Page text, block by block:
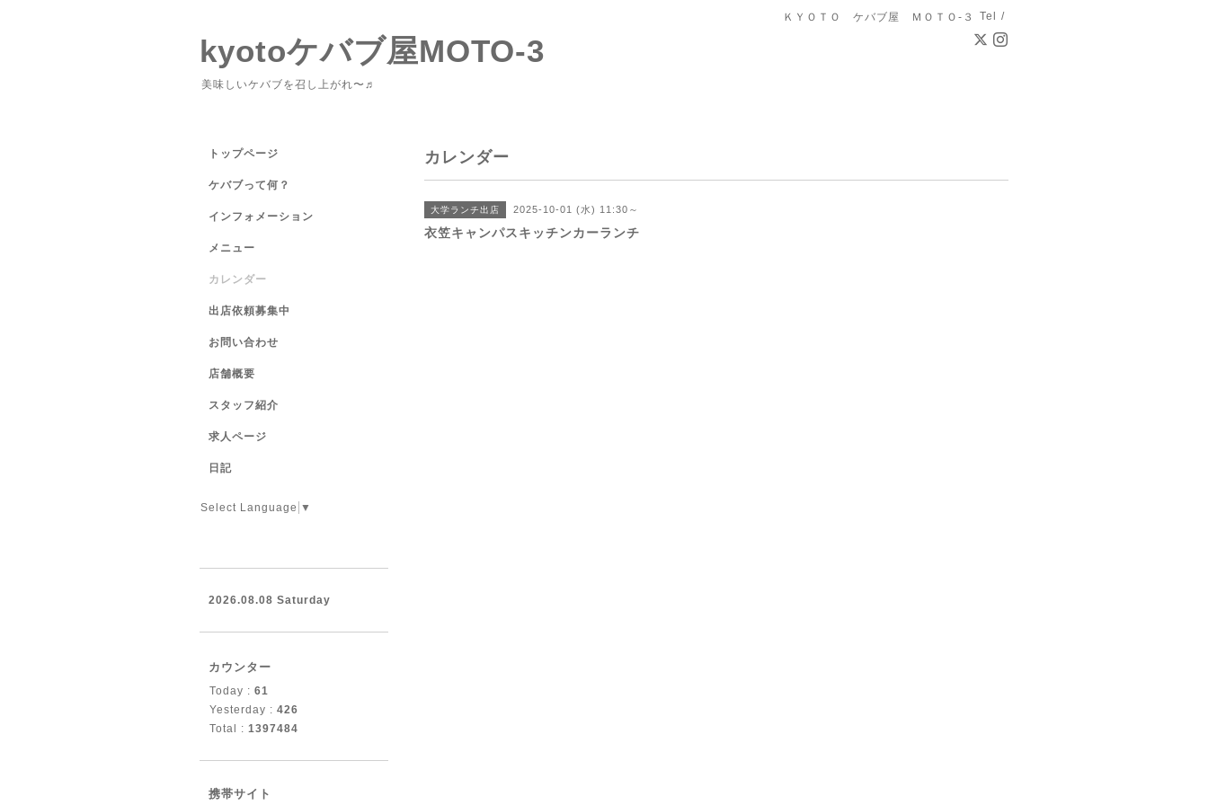
ＫＹＯＴＯ ケバブ屋 ＭＯＴＯ-３ Tel /
kyotoケバブ屋MOTO-3
美味しいケバブを召し上がれ〜♬
カレンダー
大学ランチ出店 2025-10-01 (水) 11:30～
衣笠キャンパスキッチンカーランチ
トップページ
ケバブって何？
インフォメーション
メニュー
カレンダー
出店依頼募集中
お問い合わせ
店舗概要
スタッフ紹介
求人ページ
日記
Select Language ▼
2026.08.08 Saturday
カウンター
Today : 61
Yesterday : 426
Total : 1397484
携帯サイト